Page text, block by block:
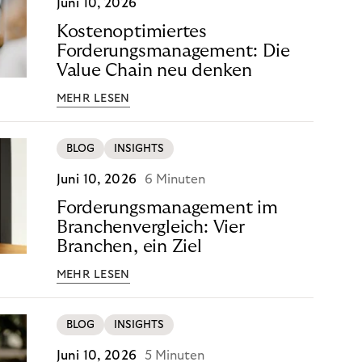
Juni 10, 2026
Kostenoptimiertes
Forderungsmanagement: Die
Value Chain neu denken
MEHR LESEN
BLOG INSIGHTS
Juni 10, 2026 6 Minuten
Forderungsmanagement im
Branchenvergleich: Vier
Branchen, ein Ziel
MEHR LESEN
BLOG INSIGHTS
Juni 10, 2026 5 Minuten